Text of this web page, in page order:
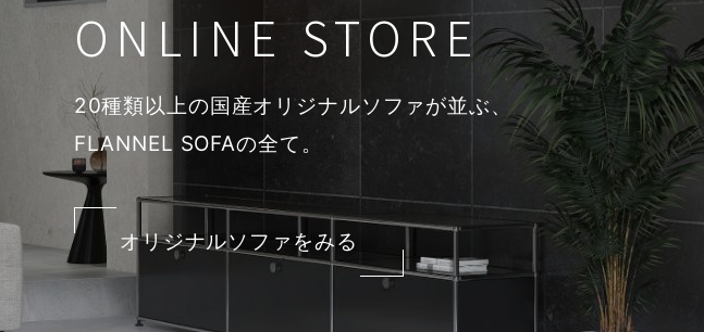
ONLINE STORE
20種類以上の国産オリジナルソファが並ぶ、
FLANNEL SOFAの全て。
オリジナルソファをみる